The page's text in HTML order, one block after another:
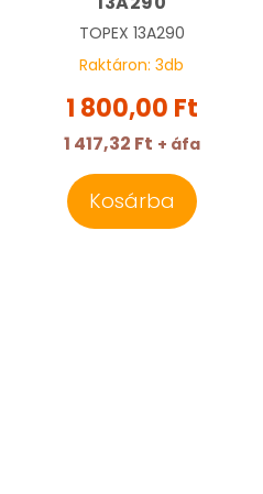
TOPEX 13A290
Raktáron: 3db
1 800,00 Ft
1 417,32 Ft + áfa
Kosárba